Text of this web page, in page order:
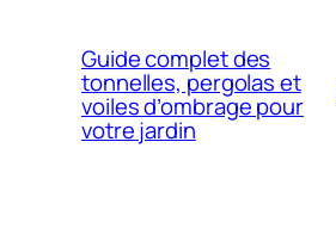
Guide complet des
tonnelles, pergolas et
voiles d’ombrage pour
votre jardin